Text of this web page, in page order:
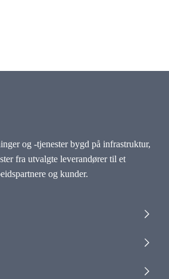
og -tjenester bygd på infrastruktur,
fra utvalgte leverandører til et
og kunder.